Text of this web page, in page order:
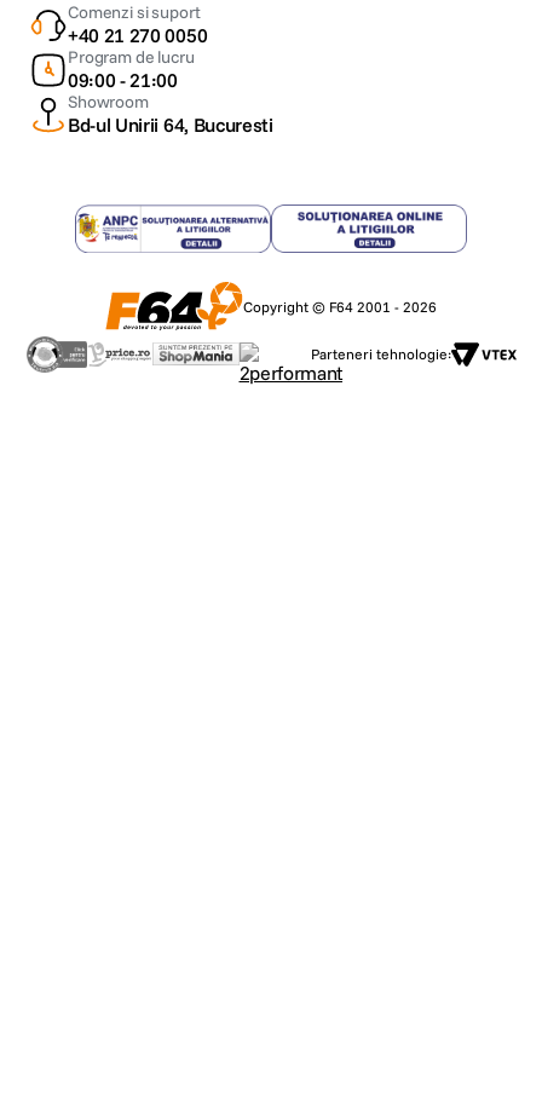
Comenzi si suport
+40 21 270 0050
Program de lucru
09:00 - 21:00
Showroom
Bd-ul Unirii 64, Bucuresti
Copyright © F64 2001 - 2026
Parteneri tehnologie: